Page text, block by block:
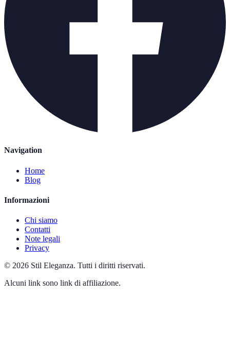
Navigation
Home
Blog
Informazioni
Chi siamo
Contatti
Note legali
Privacy
© 2026 Stil Eleganza. Tutti i diritti riservati.
Alcuni link sono link di affiliazione.